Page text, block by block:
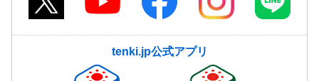
tenki.jp公式アプリ